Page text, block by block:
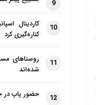
9
10
کاردینال
کناره‌گیری کرد
11
روستاهای
شده‌اند
12 حضور پاپ در